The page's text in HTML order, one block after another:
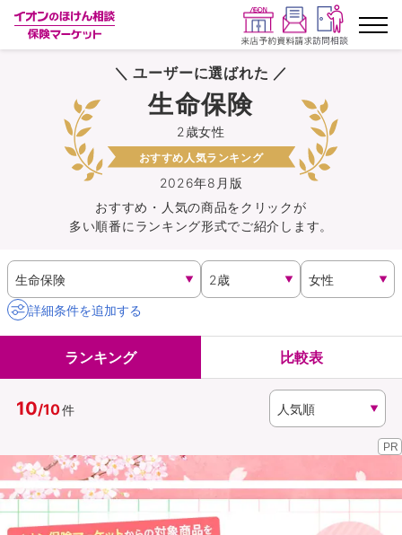
ランキングから探す
保険を比較する
保険会社から探す
イオンカード会員さま専用保険
キャンペーン一覧
イオングループ従業員さま向け
資料請求
（無料）
訪問相談
＼ ユーザーに選ばれた ／
2026年8月版
2歳女性
生命保険
おすすめ人気ランキング
おすすめ・人気の商品をクリックが
多い順番にランキング形式でご紹介します。
詳細条件を追加する
ランキング 比較表
10/10件
PR